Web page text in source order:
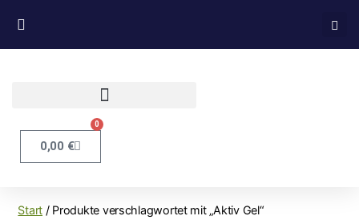
0,00 €
0
Start / Produkte verschlagwortet mit „Aktiv Gel“